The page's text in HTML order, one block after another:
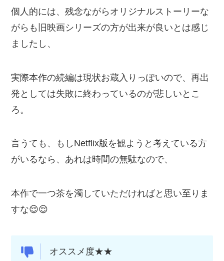
個人的には、残念ながらオリジナルストーリーな
がらも旧映画シリーズの方が出来が良いとは感じ
ましたし、
実際本作の続編は現状お蔵入りっぽいので、再出
発としては失敗に終わっているのが悲しいとこ
ろ。
言うても、もしNetflix版を観ようと考えている方
がいるなら、あれは時間の無駄なので、
本作で一つ茶を濁していただければと思い至りま
すな😌😌
オススメ度★★